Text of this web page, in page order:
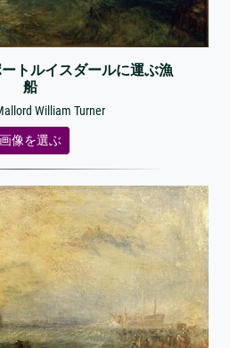
トルイスダールに運ぶ漁
船
William Turner
画像を選ぶ